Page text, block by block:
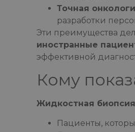
Точная
разработки
Эти преимущества
иностранные
эффективной
Кому
Жидкостная
Пациенты,